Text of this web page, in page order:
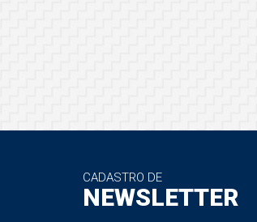
CADASTRO DE
NEWSLETTER